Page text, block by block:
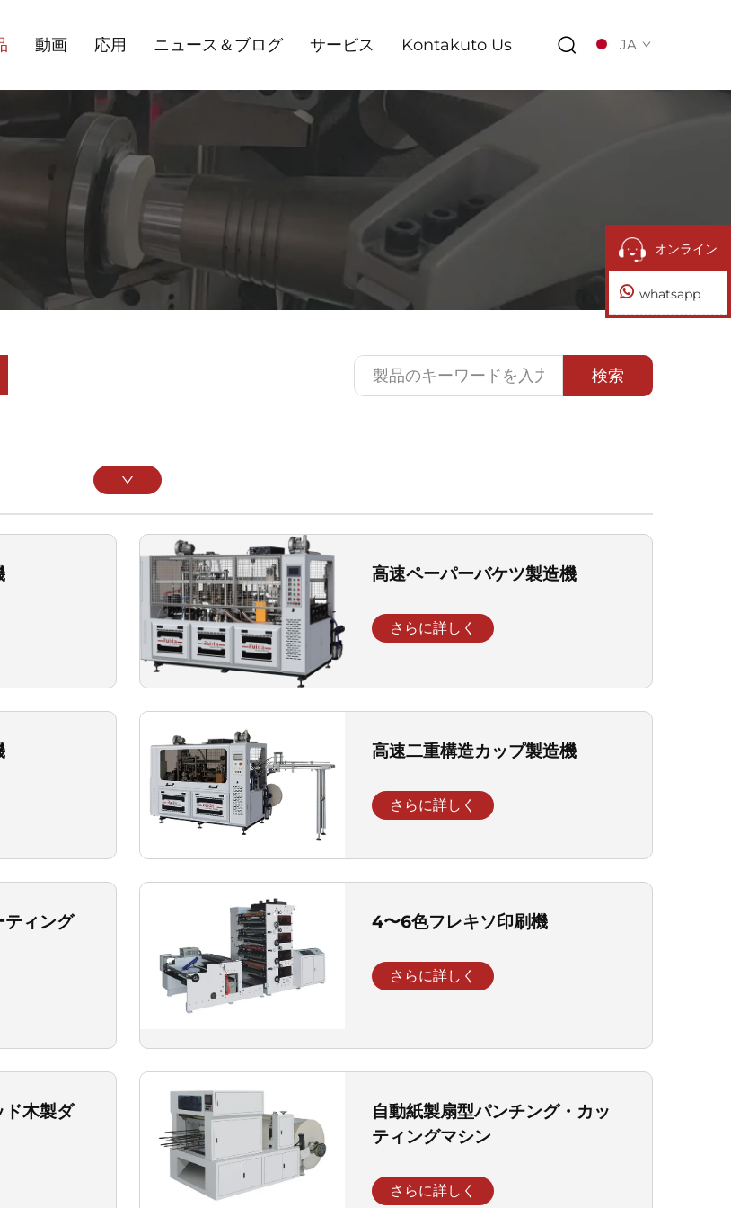
動画 応用 ニュース＆ブログ サービス Kontakuto Us JA
検索
高速ペーパーバケツ製造機
さらに詳しく
高速二重構造カップ製造機
さらに詳しく
ティング
4〜6色フレキソ印刷機
さらに詳しく
ド木製ダ
自動紙製扇型パンチング・カッ
ティングマシン
さらに詳しく
オンライン
whatsapp